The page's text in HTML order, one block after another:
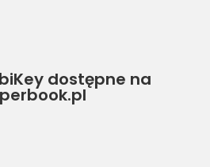
dostępne na